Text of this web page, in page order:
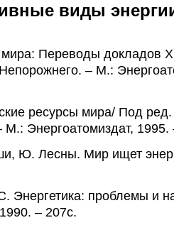
виды
мира: Переводы докладов
– М.:
ресурсы мира/ Под
Энергоатомиздат, 1995.
Ю. Лесны. Мир ищет
Энергетика: проблемы и
– 207с.